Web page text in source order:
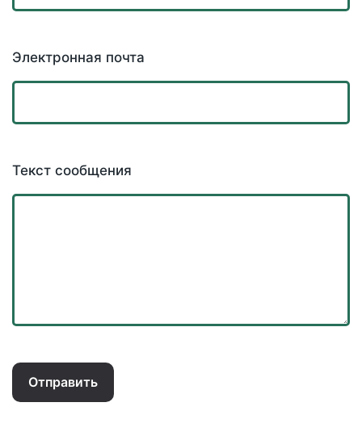
Электронная почта
Текст сообщения
Отправить